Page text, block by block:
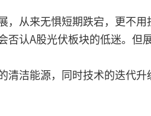
从来无惧短期跌宕，更不
认A股光伏板块的低迷。但
清洁能源，同时技术的迭代